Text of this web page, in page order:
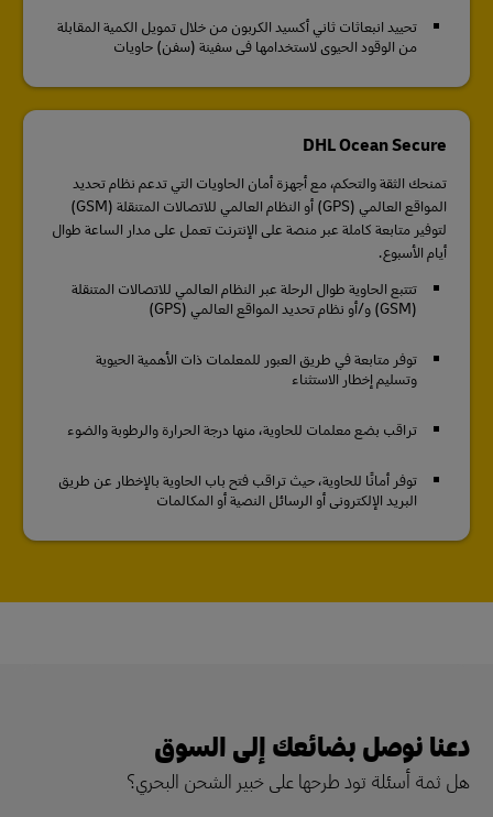
تحييد انبعاثات ثاني أكسيد الكربون من خلال تمويل الكمية المقابلة
من الوقود الحيوي لاستخدامها في سفينة (سفن) حاويات
DHL Ocean Secure
تمنحك الثقة والتحكم، مع أجهزة أمان الحاويات التي تدعم نظام تحديد
المواقع العالمي (GPS) أو النظام العالمي للاتصالات المتنقلة (GSM)
لتوفير متابعة كاملة عبر منصة على الإنترنت تعمل على مدار الساعة طوال
أيام الأسبوع.
تتتبع الحاوية طوال الرحلة عبر النظام العالمي للاتصالات المتنقلة
(GSM) و/أو نظام تحديد المواقع العالمي (GPS)
توفر متابعة في طريق العبور للمعلمات ذات الأهمية الحيوية
وتسليم إخطار الاستثناء
تراقب بضع معلمات للحاوية، منها درجة الحرارة والرطوبة والضوء
توفر أمانًا للحاوية، حيث تراقب فتح باب الحاوية بالإخطار عن طريق
البريد الإلكتروني أو الرسائل النصية أو المكالمات
دعنا نوصل بضائعك إلى السوق
هل ثمة أسئلة تود طرحها على خبير الشحن البحري؟